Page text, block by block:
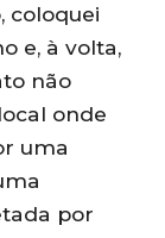
coloquei
e, à volta,
não
onde
uma
por